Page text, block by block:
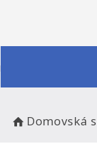
Domovská